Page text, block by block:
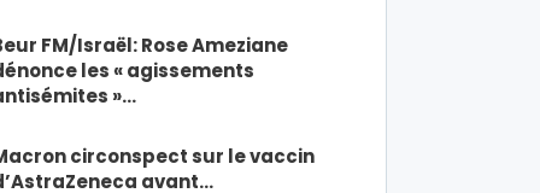
FM/Israël: Rose Ameziane
les « agissements
»…
circonspect sur le vaccin
avant…